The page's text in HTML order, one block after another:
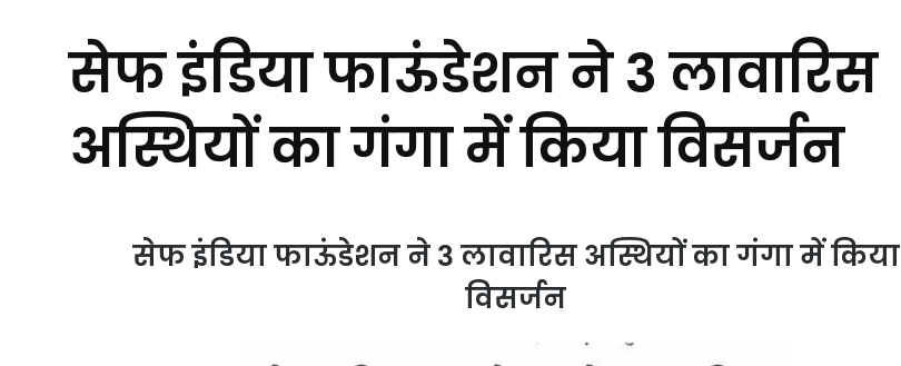
सेफ इंडिया फाऊंडेशन ने 3 लावारिस
अस्थियों का गंगा में किया विसर्जन
सेफ इंडिया फाऊंडेशन ने 3 लावारिस अस्थियों का गंगा में किया
विसर्जन